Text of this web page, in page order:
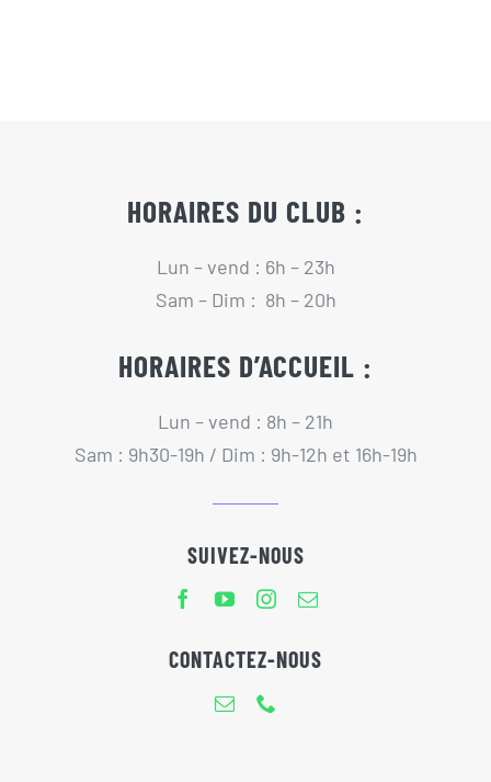
Pré-inscription/boutique
HORAIRES DU CLUB :
Lun – vend : 6h – 23h
Sam – Dim : 8h – 20h
HORAIRES D’ACCUEIL :
Lun – vend : 8h – 21h
Sam : 9h30-19h / Dim : 9h-12h et 16h-19h
SUIVEZ-NOUS
CONTACTEZ-NOUS